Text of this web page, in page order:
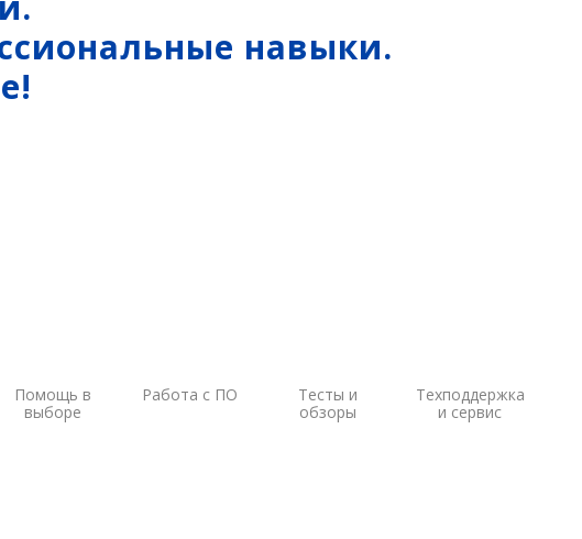
МЛЭ
навыки.
Помощь в
выборе
Работа с ПО
Тесты и
обзоры
Техподдержка
и сервис